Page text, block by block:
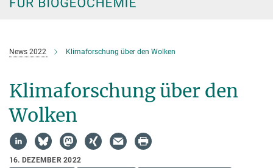
News 2022 Klimaforschung über den Wolken
Klimaforschung über den
Wolken
16. DEZEMBER 2022